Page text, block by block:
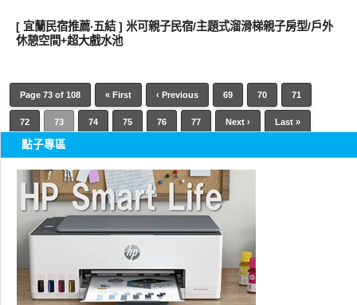
[ 宜蘭民宿推薦‧五結 ] 米可親子民宿/主題式溜滑梯親子房型/戶外
休憩空間+超大戲水池
Page 73 of 108 « First ‹ Previous 69 70 71
72 73 74 75 76 77 Next › Last »
點子專區